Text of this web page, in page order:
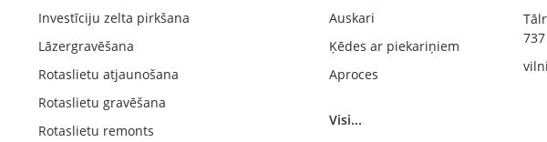
Investīciju zelta pirkšana
Lāzergravēšana
Rotaslietu atjaunošana
Rotaslietu gravēšana
Rotaslietu remonts
Auskari
Ķēdes ar piekariņiem
Aproces
Visi...
737